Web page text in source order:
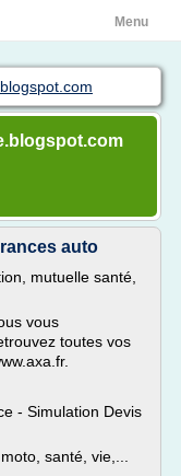
Menu
auto
mutuelle santé,
vous
toutes vos
- Simulation Devis
santé, vie,...